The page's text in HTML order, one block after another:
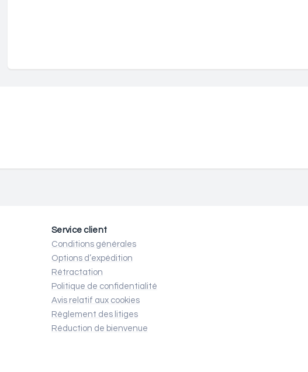
Service client
Conditions générales
Options d’expédition
Rétractation
Politique de confidentialité
Avis relatif aux cookies
Règlement des litiges
Réduction de bienvenue